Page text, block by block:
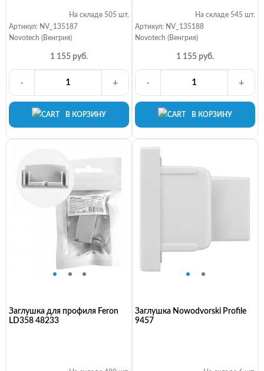
На складе 505 шт.
Артикул: NV_135187
Novotech (Венгрия)
1 155 руб.
В КОРЗИНУ
- +
На складе 545 шт.
Артикул: NV_135188
Novotech (Венгрия)
1 155 руб.
В КОРЗИНУ
- +
Заглушка для профиля Feron
LD358 48233
Заглушка Nowodvorski Profile
9457